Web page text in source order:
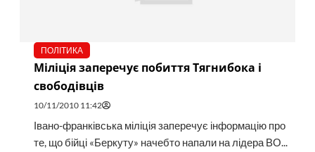
ПОЛІТИКА
Міліція заперечує побиття Тягнибока і
свободівців
10/11/2010 11:42
Івано-франківська міліція заперечує інформацію про
те, що бійці «Беркуту» начебто напали на лідера ВО...